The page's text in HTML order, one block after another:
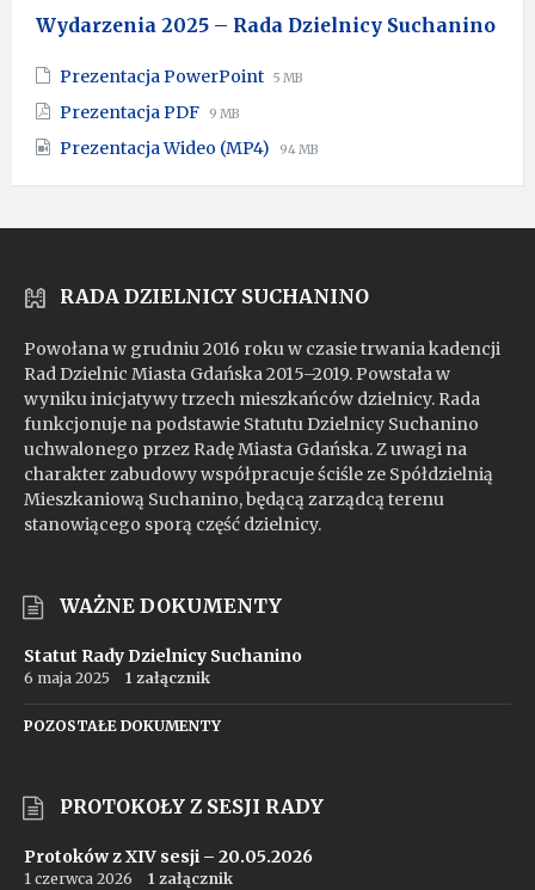
Wydarzenia 2025 – Rada Dzielnicy Suchanino
Prezentacja PowerPoint File
File
5 MB
Prezentacja PDF File
pdf
File
9 MB
Prezentacja Wideo (MP4) File
mp4
File
94 MB
RADA DZIELNICY SUCHANINO
Powołana w grudniu 2016 roku w czasie trwania kadencji
Rad Dzielnic Miasta Gdańska 2015–2019. Powstała w
wyniku inicjatywy trzech mieszkańców dzielnicy. Rada
funkcjonuje na podstawie Statutu Dzielnicy Suchanino
uchwalonego przez Radę Miasta Gdańska. Z uwagi na
charakter zabudowy współpracuje ściśle ze Spółdzielnią
Mieszkaniową Suchanino, będącą zarządcą terenu
stanowiącego sporą część dzielnicy.
WAŻNE DOKUMENTY
Statut Rady Dzielnicy Suchanino
6 maja 2025 1 załącznik
POZOSTAŁE DOKUMENTY
PROTOKOŁY Z SESJI RADY
Protoków z XIV sesji – 20.05.2026
1 czerwca 2026 1 załącznik